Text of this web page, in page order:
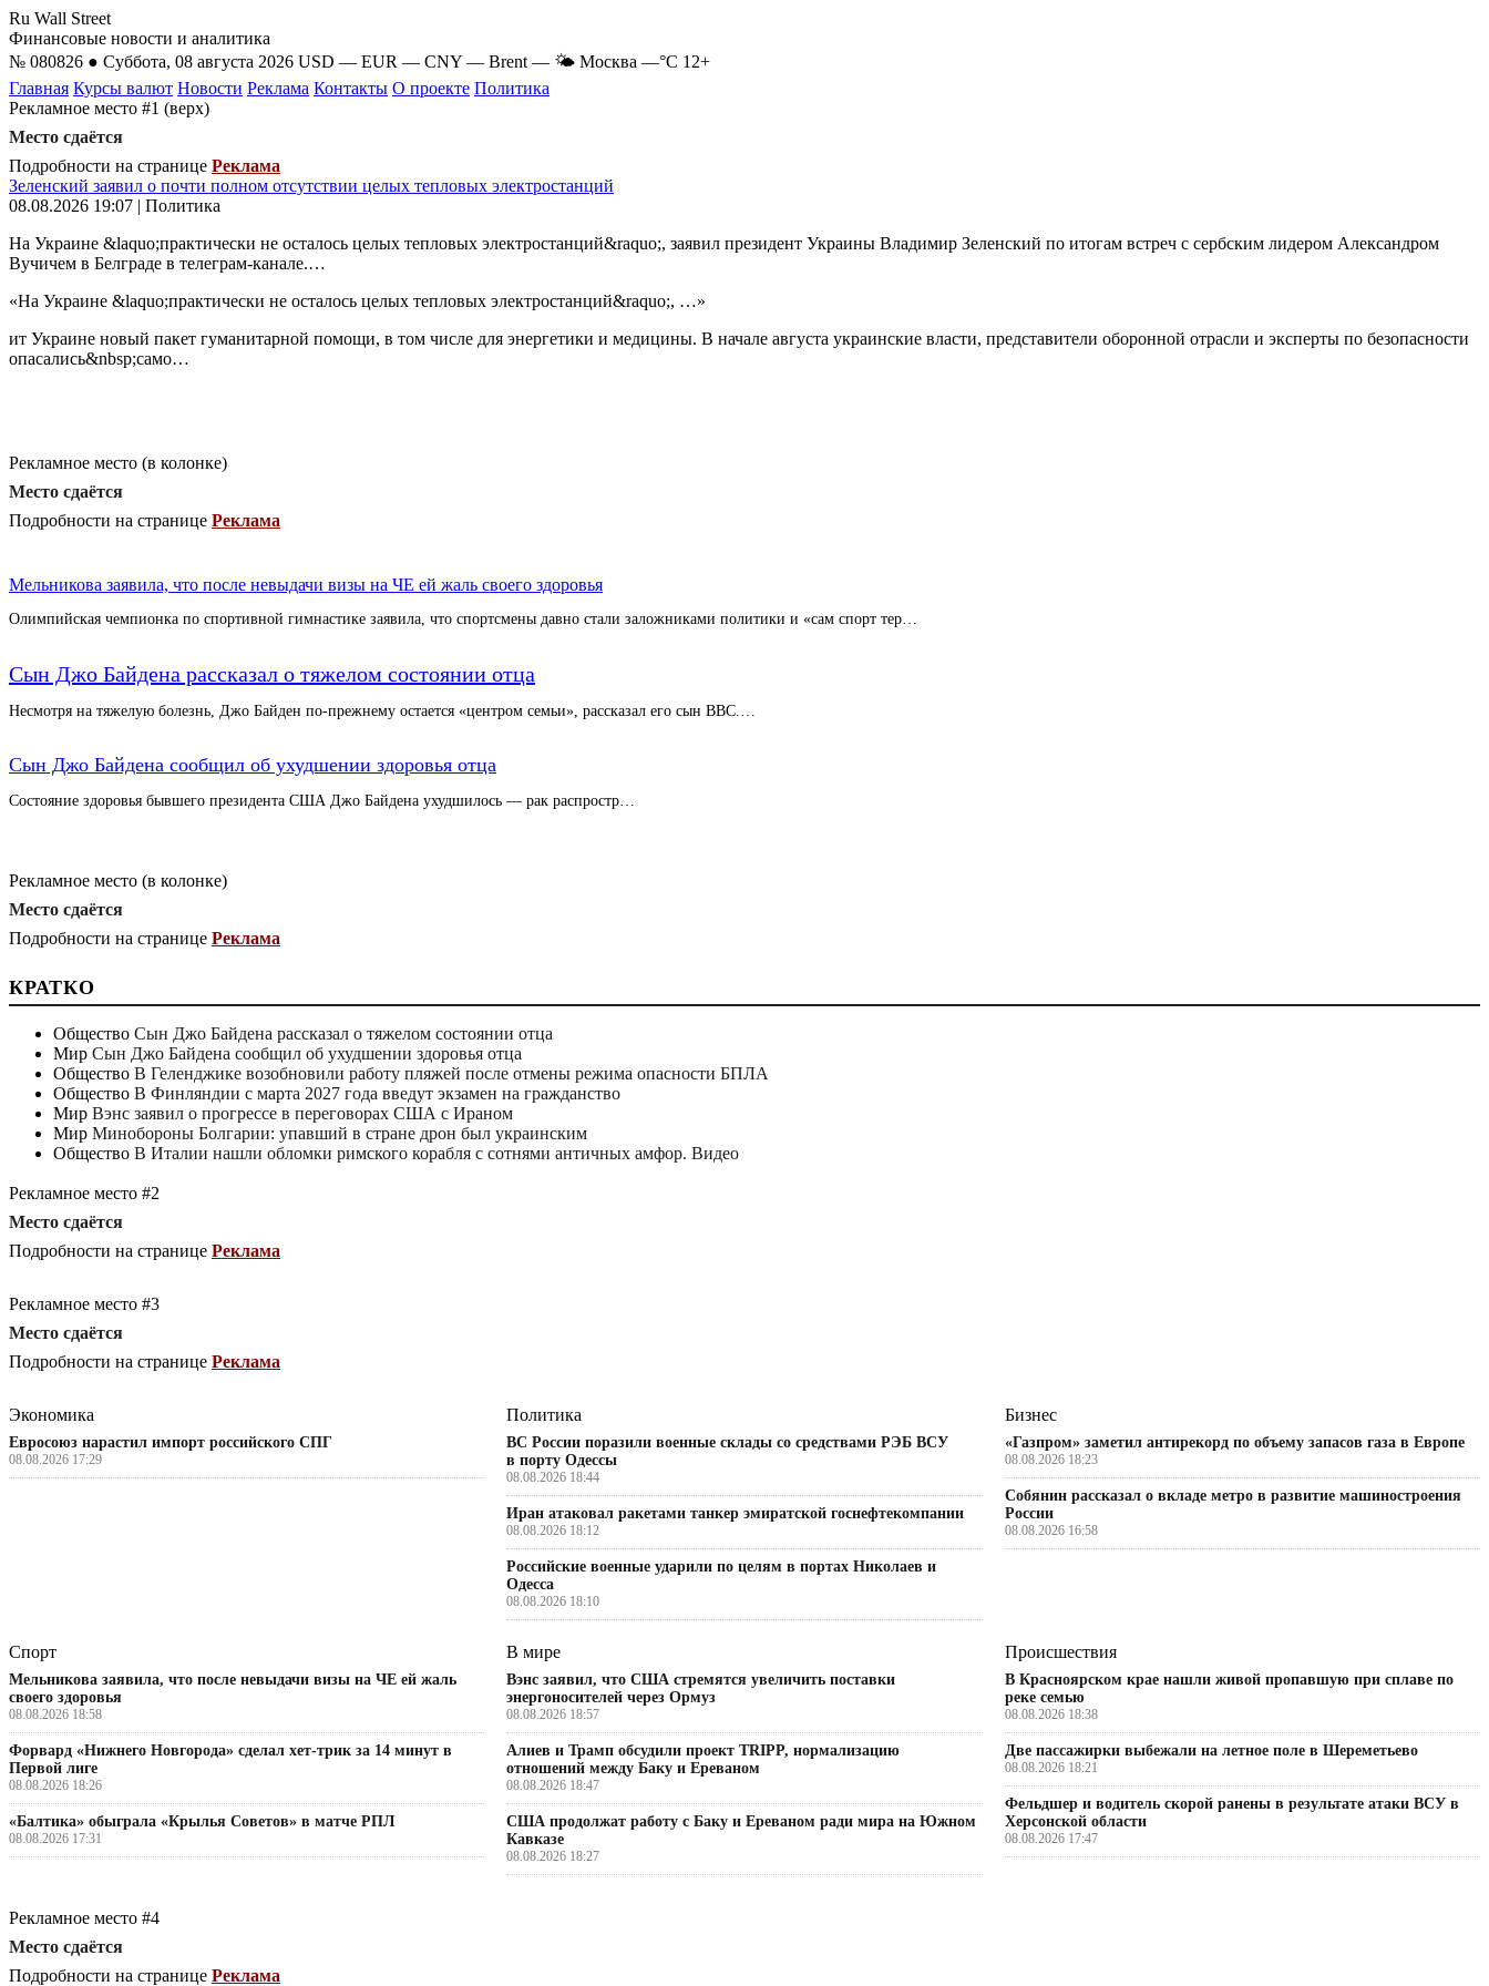
Ru Wall Street
Финансовые новости и аналитика
№ 080826 ● Суббота, 08 августа 2026 USD — EUR — CNY — Brent — 🌤 Москва —°C 12+
Главная Курсы валют Новости Реклама Контакты О проекте Политика
Рекламное место #1 (верх)
Место сдаётся
Подробности на странице Реклама
Зеленский заявил о почти полном отсутствии целых тепловых электростанций
08.08.2026 19:07 | Политика
На Украине &laquo;практически не осталось целых тепловых электростанций&raquo;, заявил президент Украины Владимир Зеленский по итогам встреч с сербским лидером Александром
Вучичем в Белграде в телеграм-канале.…
«На Украине &laquo;практически не осталось целых тепловых электростанций&raquo;, …»
ит Украине новый пакет гуманитарной помощи, в том числе для энергетики и медицины. В начале августа украинские власти, представители оборонной отрасли и эксперты по безопасности
опасались&nbsp;само…
Рекламное место (в колонке)
Место сдаётся
Подробности на странице Реклама
Мельникова заявила, что после невыдачи визы на ЧЕ ей жаль своего здоровья
Олимпийская чемпионка по спортивной гимнастике заявила, что спортсмены давно стали заложниками политики и «сам спорт тер…
Сын Джо Байдена рассказал о тяжелом состоянии отца
Несмотря на тяжелую болезнь, Джо Байден по-прежнему остается «центром семьи», рассказал его сын BBC.…
Сын Джо Байдена сообщил об ухудшении здоровья отца
Состояние здоровья бывшего президента США Джо Байдена ухудшилось — рак распростр…
Рекламное место (в колонке)
Место сдаётся
Подробности на странице Реклама
КРАТКО
Общество Сын Джо Байдена рассказал о тяжелом состоянии отца
Мир Сын Джо Байдена сообщил об ухудшении здоровья отца
Общество В Геленджике возобновили работу пляжей после отмены режима опасности БПЛА
Общество В Финляндии с марта 2027 года введут экзамен на гражданство
Мир Вэнс заявил о прогрессе в переговорах США с Ираном
Мир Минобороны Болгарии: упавший в стране дрон был украинским
Общество В Италии нашли обломки римского корабля с сотнями античных амфор. Видео
Рекламное место #2
Место сдаётся
Подробности на странице Реклама
Рекламное место #3
Место сдаётся
Подробности на странице Реклама
Экономика
Евросоюз нарастил импорт российского СПГ
08.08.2026 17:29
Политика
ВС России поразили военные склады со средствами РЭБ ВСУ
в порту Одессы
08.08.2026 18:44
Иран атаковал ракетами танкер эмиратской госнефтекомпании
08.08.2026 18:12
Российские военные ударили по целям в портах Николаев и
Одесса
08.08.2026 18:10
Бизнес
«Газпром» заметил антирекорд по объему запасов газа в Европе
08.08.2026 18:23
Собянин рассказал о вкладе метро в развитие машиностроения
России
08.08.2026 16:58
Спорт
Мельникова заявила, что после невыдачи визы на ЧЕ ей жаль
своего здоровья
08.08.2026 18:58
Форвард «Нижнего Новгорода» сделал хет-трик за 14 минут в
Первой лиге
08.08.2026 18:26
«Балтика» обыграла «Крылья Советов» в матче РПЛ
08.08.2026 17:31
В мире
Вэнс заявил, что США стремятся увеличить поставки
энергоносителей через Ормуз
08.08.2026 18:57
Алиев и Трамп обсудили проект TRIPP, нормализацию
отношений между Баку и Ереваном
08.08.2026 18:47
США продолжат работу с Баку и Ереваном ради мира на Южном
Кавказе
08.08.2026 18:27
Происшествия
В Красноярском крае нашли живой пропавшую при сплаве по
реке семью
08.08.2026 18:38
Две пассажирки выбежали на летное поле в Шереметьево
08.08.2026 18:21
Фельдшер и водитель скорой ранены в результате атаки ВСУ в
Херсонской области
08.08.2026 17:47
Рекламное место #4
Место сдаётся
Подробности на странице Реклама